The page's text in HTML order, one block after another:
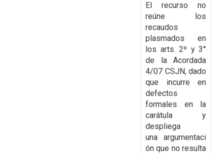
El recurso no
reúne los
recaudos
plasmados en
los arts. 2º y 3°
de la Acordada
4/07 CSJN, dado
que incurre en
defectos
formales en la
carátula y
despliega
una argumentaci
ón que no resulta